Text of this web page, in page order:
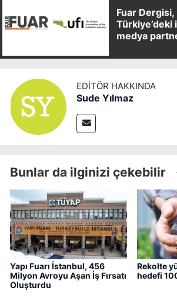
Fuar Dergisi,
medya
EDITÖR HAKKINDA
Sude Yılmaz
Bunlar da ilginizi çekebilir
Yapı Fuarı İstanbul, 456
Milyon Avroyu Aşan İş Fırsatı
Oluşturdu
Rekolte
hedefi